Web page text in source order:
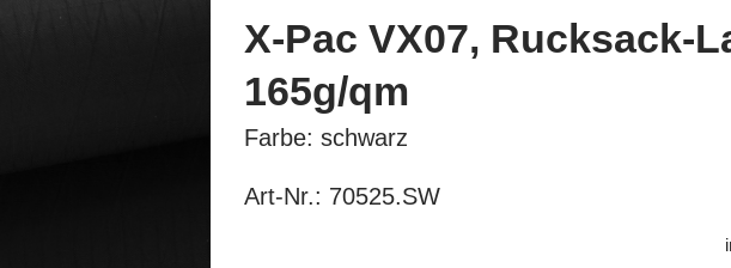
X-Pac VX07, Rucksack-
165g/qm
Farbe: schwarz
Art-Nr.: 70525.SW